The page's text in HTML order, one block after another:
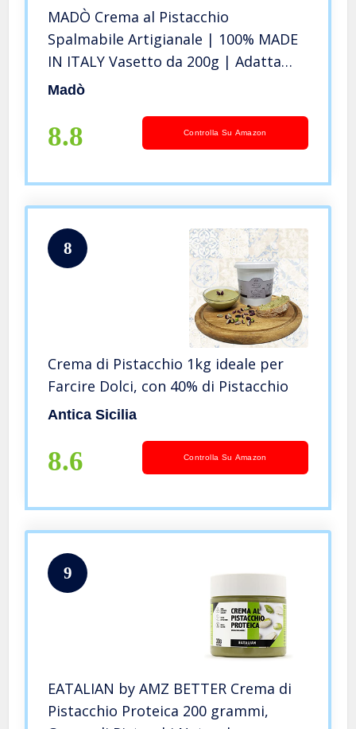
MADÒ Crema al Pistacchio
Spalmabile Artigianale | 100% MADE
IN ITALY Vasetto da 200g | Adatta
per Dolci, Colazioni, Prodotti da
Madò
8.8 Controlla Su Amazon
8
Crema di Pistacchio 1kg ideale per
Farcire Dolci, con 40% di Pistacchio
Antica Sicilia
8.6 Controlla Su Amazon
9
EATALIAN by AMZ BETTER Crema di
Pistacchio Proteica 200 grammi,